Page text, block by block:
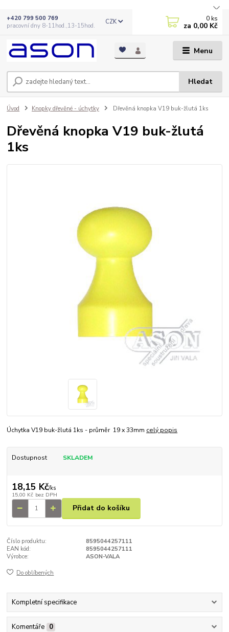
Menu
CZK
Hledat
+420 799 500 769
pracovní dny 8-11hod.,13-15hod.
0 ks
za 0,00 Kč
Úvod Knopky dřevěné - úchytky Dřevěná knopka V19 buk-žlutá 1ks
Dřevěná knopka V19 buk-žlutá
1ks
Úchytka V19 buk-žlutá 1ks - průměr 19 x 33mm celý popis
Dostupnost SKLADEM
18,15 Kč/ks
15,00 Kč bez DPH
Přidat do košíku
Číslo produktu:
8595044257111
EAN kód:
8595044257111
Výrobce:
ASON-VALA
Do oblíbených
Kompletní specifikace
Komentáře 0